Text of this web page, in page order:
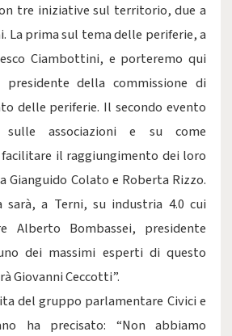
tre iniziative sul territorio, due a
La prima sul tema delle periferie, a
Ciambottini, e porteremo qui
presidente della commissione di
delle periferie. Il secondo evento
associazioni e su come
il raggiungimento dei loro
Colato e Roberta Rizzo.
sarà, a Terni, su industria 4.0 cui
Alberto Bombassei, presidente
dei massimi esperti di questo
Giovanni Ceccotti”.
del gruppo parlamentare Civici e
ha precisato: “Non abbiamo